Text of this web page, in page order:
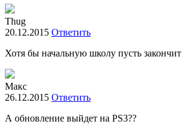
Thug
20.12.2015 Ответить
Хотя бы начальную школу пусть закончит
Макс
26.12.2015 Ответить
А обновление выйдет на PS3??